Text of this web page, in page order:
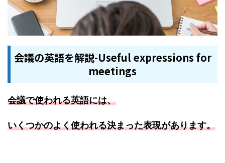
会議の英語を解説-Useful expressions for
meetings
会議で使われる英語には、
いくつかのよく使われる決まった表現があります。